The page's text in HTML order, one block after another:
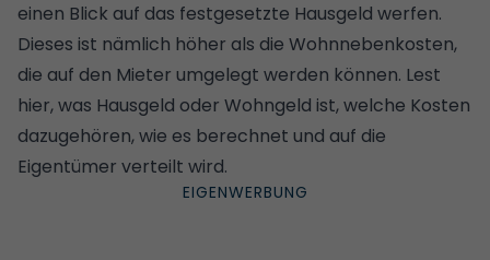
einen Blick auf das festgesetzte Hausgeld werfen.
Dieses ist nämlich höher als die Wohnnebenkosten,
die auf den Mieter umgelegt werden können. Lest
hier, was Hausgeld oder Wohngeld ist, welche Kosten
dazugehören, wie es berechnet und auf die
Eigentümer verteilt wird.